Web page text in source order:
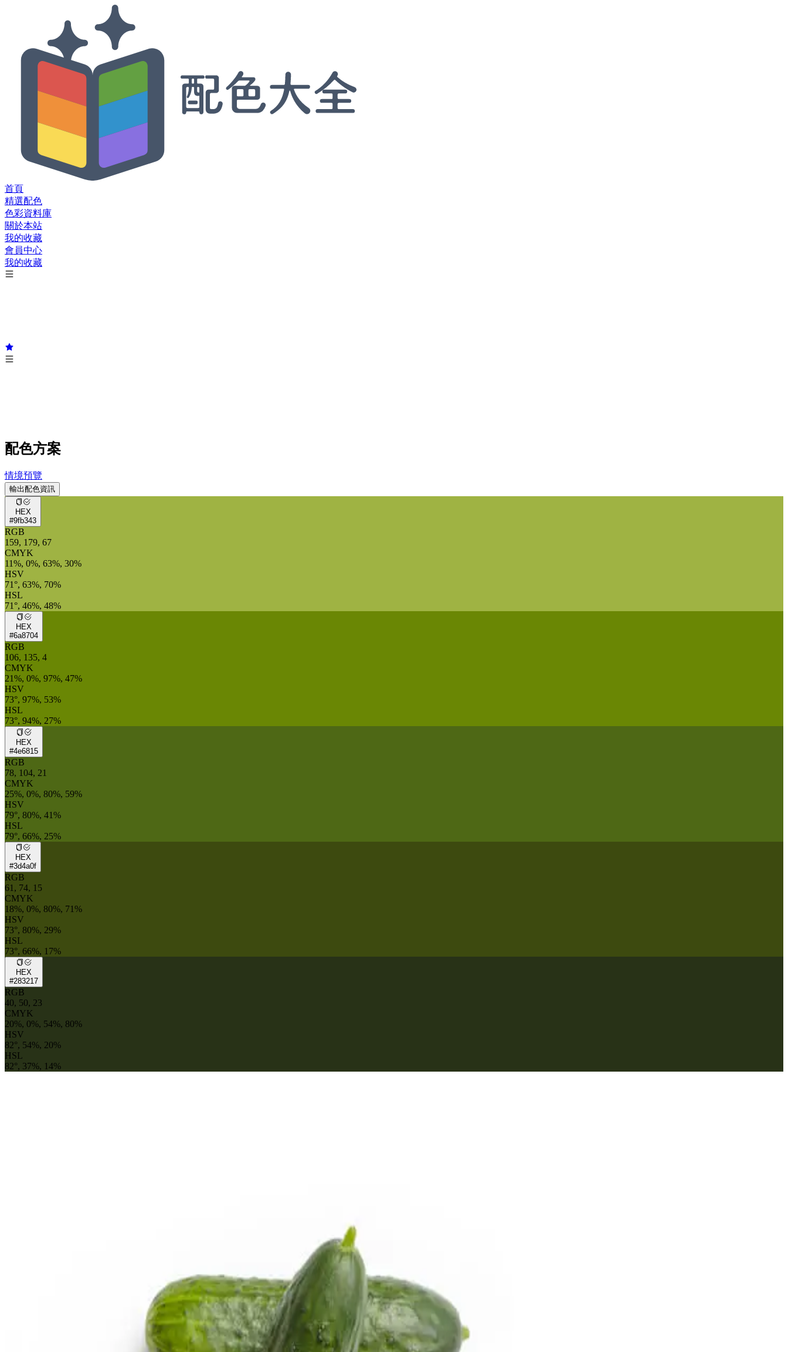
首頁
精選配色
色彩資料庫
關於本站
我的收藏
會員中心
我的收藏
配色方案
情境預覽
輸出配色資訊
HEX
#9fb343
RGB
159, 179, 67
CMYK
11%, 0%, 63%, 30%
HSV
71°, 63%, 70%
HSL
71°, 46%, 48%
HEX
#6a8704
RGB
106, 135, 4
CMYK
21%, 0%, 97%, 47%
HSV
73°, 97%, 53%
HSL
73°, 94%, 27%
HEX
#4e6815
RGB
78, 104, 21
CMYK
25%, 0%, 80%, 59%
HSV
79°, 80%, 41%
HSL
79°, 66%, 25%
HEX
#3d4a0f
RGB
61, 74, 15
CMYK
18%, 0%, 80%, 71%
HSV
73°, 80%, 29%
HSL
73°, 66%, 17%
HEX
#283217
RGB
40, 50, 23
CMYK
20%, 0%, 54%, 80%
HSV
82°, 54%, 20%
HSL
82°, 37%, 14%